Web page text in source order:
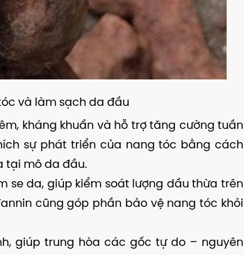
và làm sạch da đầu
kháng khuẩn và hỗ trợ tăng cường tuần
sự phát triển của nang tóc bằng cách
tại mô da đầu.
se da, giúp kiểm soát lượng dầu thừa trên
cũng góp phần bảo vệ nang tóc khỏi
giúp trung hòa các gốc tự do – nguyên